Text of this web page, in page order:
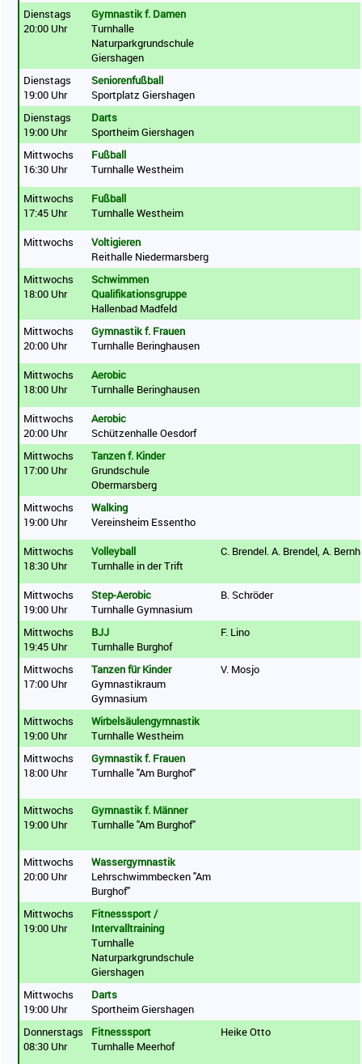
Dienstags
20:00 Uhr
Gymnastik f. Damen
Turnhalle
Naturparkgrundschule
Giershagen
Dienstags
19:00 Uhr
Seniorenfußball
Sportplatz Giershagen
Dienstags
19:00 Uhr
Darts
Sportheim Giershagen
Mittwochs
16:30 Uhr
Fußball
Turnhalle Westheim
Mittwochs
17:45 Uhr
Fußball
Turnhalle Westheim
Mittwochs
Voltigieren
Reithalle Niedermarsberg
Mittwochs
18:00 Uhr
Schwimmen
Qualifikationsgruppe
Hallenbad Madfeld
Mittwochs
20:00 Uhr
Gymnastik f. Frauen
Turnhalle Beringhausen
Mittwochs
18:00 Uhr
Aerobic
Turnhalle Beringhausen
Mittwochs
20:00 Uhr
Aerobic
Schützenhalle Oesdorf
Mittwochs
17:00 Uhr
Tanzen f. Kinder
Grundschule
Obermarsberg
Mittwochs
19:00 Uhr
Walking
Vereinsheim Essentho
Mittwochs
18:30 Uhr
Volleyball
Turnhalle in der Trift
C. Brendel. A. Brendel, A.
Mittwochs
19:00 Uhr
Step-Aerobic
Turnhalle Gymnasium
B. Schröder
Mittwochs
19:45 Uhr
BJJ
Turnhalle Burghof
F. Lino
Mittwochs
17:00 Uhr
Tanzen für Kinder
Gymnastikraum
Gymnasium
V. Mosjo
Mittwochs
19:00 Uhr
Wirbelsäulengymnastik
Turnhalle Westheim
Mittwochs
18:00 Uhr
Gymnastik f. Frauen
Turnhalle "Am Burghof"
Mittwochs
19:00 Uhr
Gymnastik f. Männer
Turnhalle "Am Burghof"
Mittwochs
20:00 Uhr
Wassergymnastik
Lehrschwimmbecken "Am
Burghof"
Mittwochs
19:00 Uhr
Fitnesssport /
Intervalltraining
Turnhalle
Naturparkgrundschule
Giershagen
Mittwochs
19:00 Uhr
Darts
Sportheim Giershagen
Donnerstags
08:30 Uhr
Fitnesssport
Turnhalle Meerhof
Heike Otto